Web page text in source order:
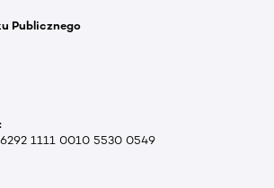
Publicznego
1111 0010 5530 0549